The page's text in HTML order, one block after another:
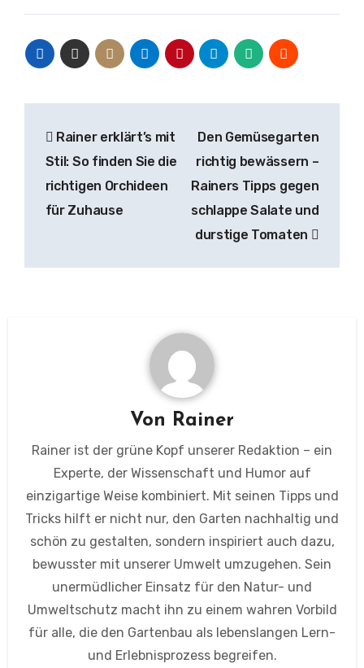
Rainer erklärt’s mit
Stil: So finden Sie die
richtigen Orchideen
für Zuhause
Den Gemüsegarten
richtig bewässern –
Rainers Tipps gegen
schlappe Salate und
durstige Tomaten
Von Rainer
Rainer ist der grüne Kopf unserer Redaktion – ein
Experte, der Wissenschaft und Humor auf
einzigartige Weise kombiniert. Mit seinen Tipps und
Tricks hilft er nicht nur, den Garten nachhaltig und
schön zu gestalten, sondern inspiriert auch dazu,
bewusster mit unserer Umwelt umzugehen. Sein
unermüdlicher Einsatz für den Natur- und
Umweltschutz macht ihn zu einem wahren Vorbild
für alle, die den Gartenbau als lebenslangen Lern-
und Erlebnisprozess begreifen.